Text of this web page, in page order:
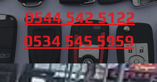
0544 542 5122
0534 545 5959